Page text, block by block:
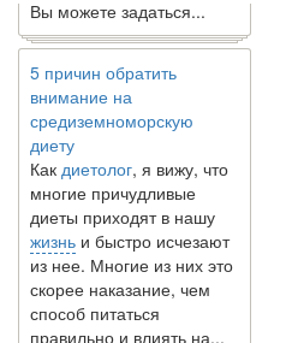
5 причин обратить
внимание на
средиземноморскую
диету
Какдиетолог, я вижу, что
многие причудливые
диеты приходят в нашу
жизньи быстро исчезают
из нее. Многие из них это
скорее наказание, чем
способ питаться
правильно и влиять на...